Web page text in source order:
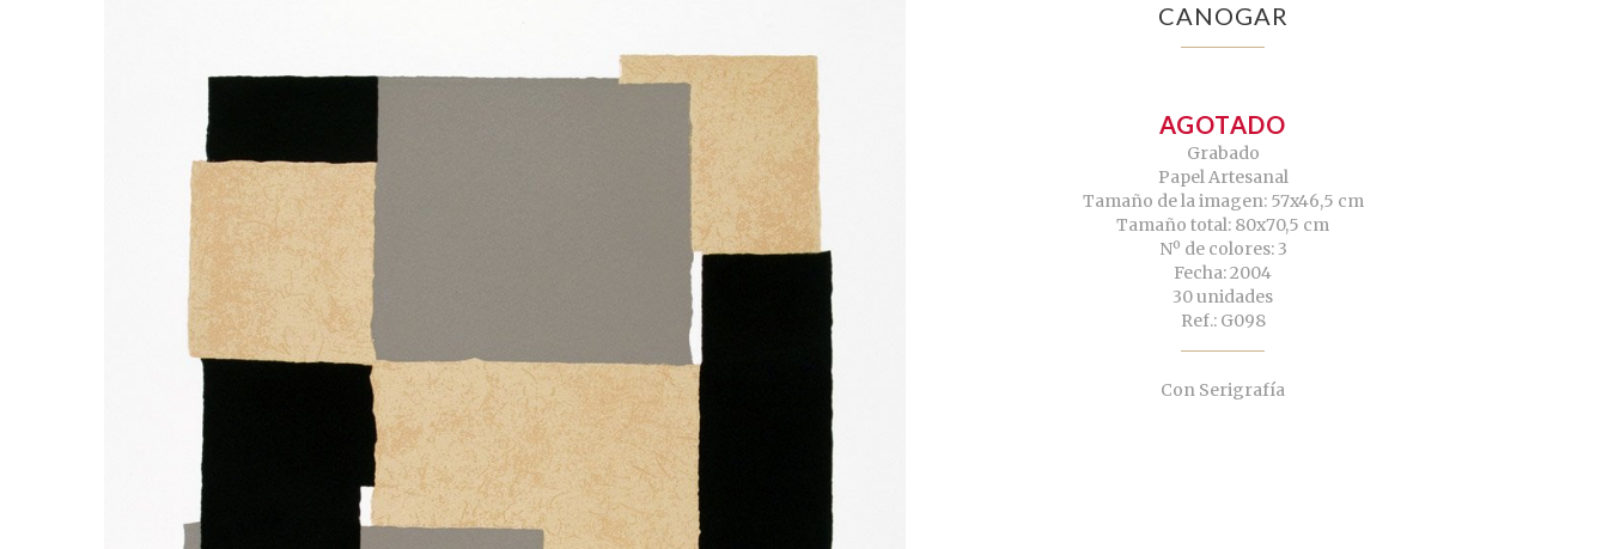
CANOGAR
AGOTADO
Grabado
Papel Artesanal
Tamaño de la imagen: 57x46,5 cm
Tamaño total: 80x70,5 cm
Nº de colores: 3
Fecha: 2004
30 unidades
Ref.: G098
Con Serigrafía